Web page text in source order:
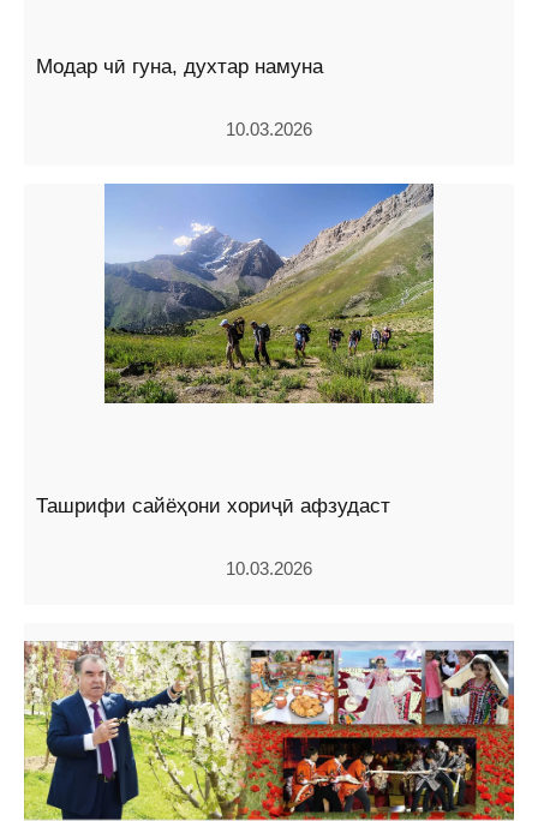
Модар чӣ гуна, духтар намуна
10.03.2026
Ташрифи сайёҳони хориҷӣ афзудаст
10.03.2026